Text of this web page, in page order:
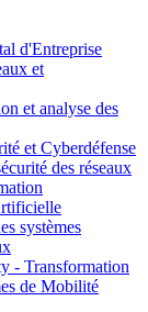
d'Entreprise
et
et analyse des
et Cyberdéfense
des réseaux
systèmes
- Transformation
de Mobilité